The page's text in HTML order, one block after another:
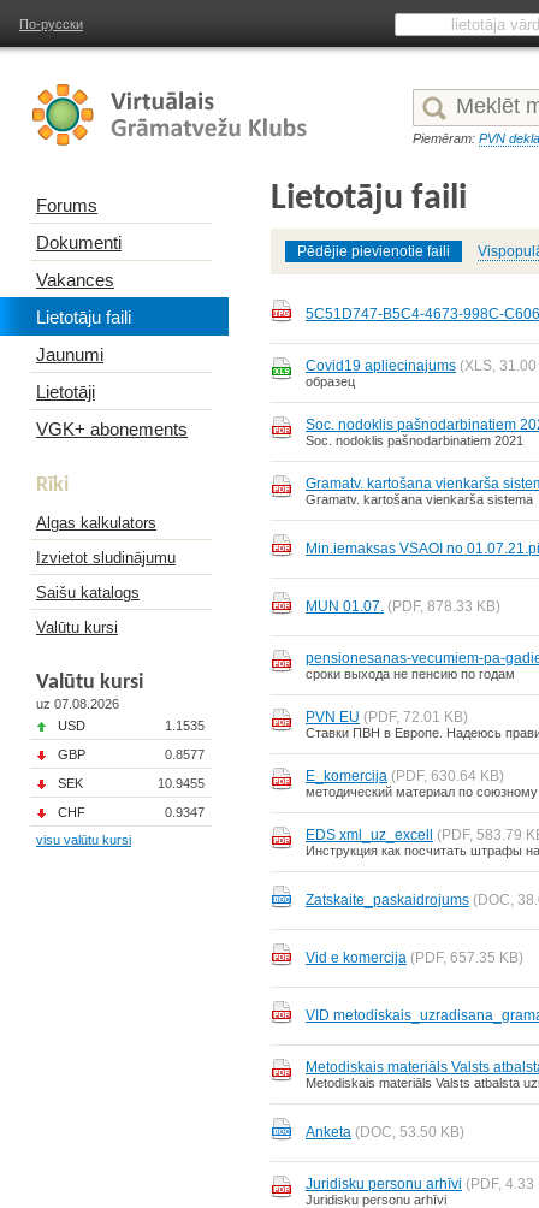
По-русски
Piemēram: PVN
Forums
Dokumenti
Vakances
Lietotāju faili
Jaunumi
Lietotāji
VGK+ abonements
Rīki
Algas kalkulators
Izvietot sludinājumu
Saišu katalogs
Valūtu kursi
Valūtu kursi
uz 07.08.2026
USD
1.1535
GBP
0.8577
SEK
10.9455
CHF
0.9347
visu valūtu kursi
Lietotāju faili
Pēdējie pievienotie faili
5C51D747-B5C4-4673-998C-
Covid19 apliecinajums (XLS,
образец
Soc. nodoklis pašnodarbinatiem
Soc. nodoklis pašnodarbinatiem 2021
Gramatv. kartošana vienkarša
Gramatv. kartošana vienkarša sistema
Min.iemaksas VSAOI no
MUN 01.07. (PDF, 878.33 KB)
pensionesanas-vecumiem-pa-
сроки выхода не пенсию по годам
PVN EU (PDF, 72.01 KB)
Ставки ПВН в Европе. Надеюсь
E_komercija (PDF, 630.64 KB)
методический материал по
EDS xml_uz_excell (PDF, 583.79
Инструкция как посчитать штрафы
Zatskaite_paskaidrojums (DOC,
Vid e komercija (PDF, 657.35 KB)
VID
Metodiskais materiāls Valsts
Metodiskais materiāls Valsts atbalsta
Anketa (DOC, 53.50 KB)
Juridisku personu arhīvi (PDF, 4.33
Juridisku personu arhīvi